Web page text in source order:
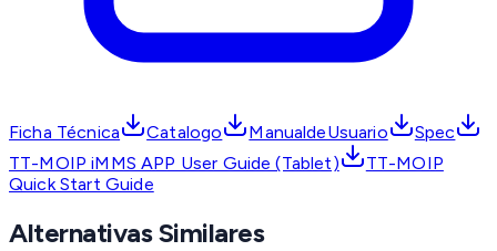
Ficha Técnica Catalogo ManualdeUsuario
Spec
TT-MOIP iMMS APP User Guide (Tablet)
TT-MOIP
Quick Start Guide
Alternativas Similares